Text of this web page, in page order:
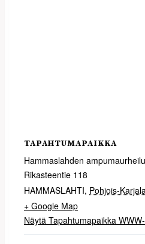
TAPAHTUMAPAIKKA
Hammaslahden
Rikasteentie 118
HAMMASLAHTI, Pohjois-
+ Google Map
Näytä Tapahtumapaikka